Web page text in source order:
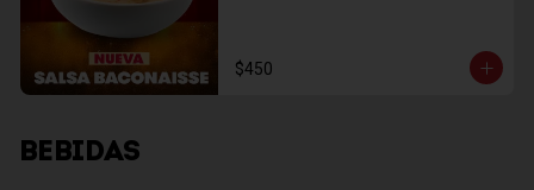
$450
BEBIDAS